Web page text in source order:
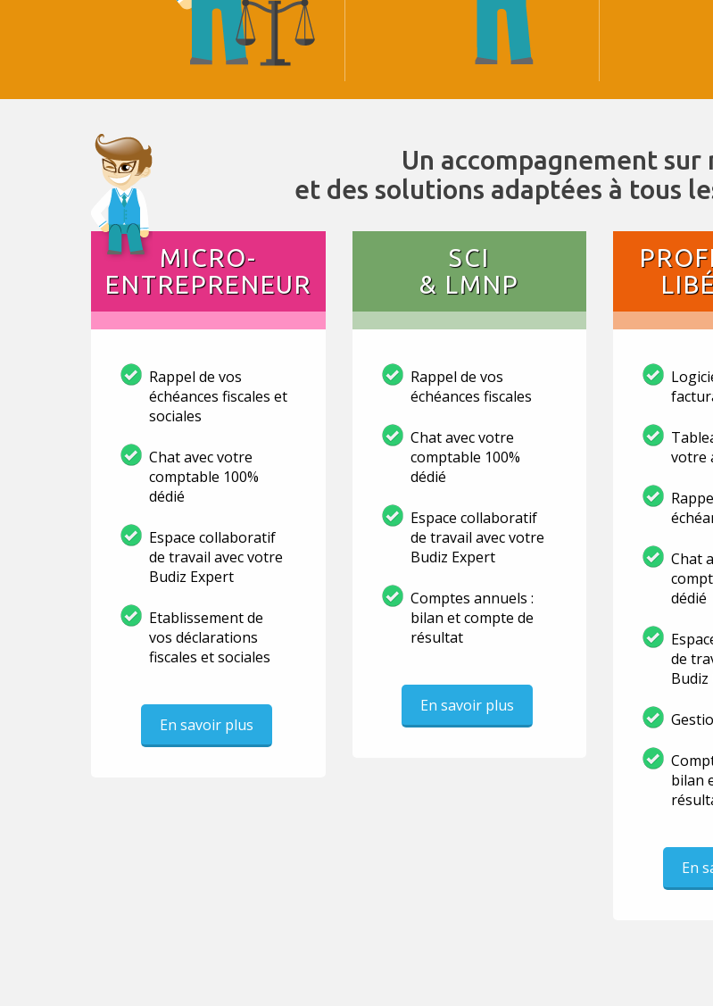
Un accompagnement sur
et des solutions adaptées à tous
MICRO-
ENTREPRENEUR
Rappel de vos
échéances fiscales et
sociales
Chat avec votre
comptable 100%
dédié
Espace collaboratif
de travail avec votre
Budiz Expert
Etablissement de
vos déclarations
fiscales et sociales
En savoir plus
SCI
& LMNP
Rappel de vos
échéances fiscales
Chat avec votre
comptable 100%
dédié
Espace collaboratif
de travail avec votre
Budiz Expert
Comptes annuels :
bilan et compte de
résultat
En savoir plus
votre
Chat
dédié
de
Budiz
bilan
En